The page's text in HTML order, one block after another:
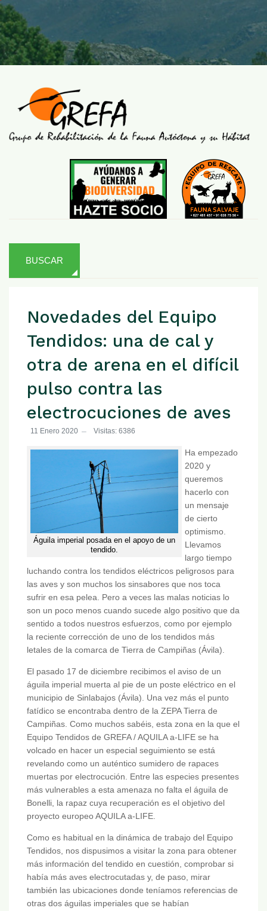
BUSCAR
Novedades del Equipo
Tendidos: una de cal y
otra de arena en el difícil
pulso contra las
electrocuciones de aves
11 Enero 2020 Visitas: 6386
Águila imperial posada en el apoyo de un
tendido.
Ha empezado
2020 y
queremos
hacerlo con
un mensaje
de cierto
optimismo.
Llevamos
largo tiempo
luchando contra los tendidos eléctricos peligrosos para
las aves y son muchos los sinsabores que nos toca
sufrir en esa pelea. Pero a veces las malas noticias lo
son un poco menos cuando sucede algo positivo que da
sentido a todos nuestros esfuerzos, como por ejemplo
la reciente corrección de uno de los tendidos más
letales de la comarca de Tierra de Campiñas (Ávila).
El pasado 17 de diciembre recibimos el aviso de un
águila imperial muerta al pie de un poste eléctrico en el
municipio de Sinlabajos (Ávila). Una vez más el punto
fatídico se encontraba dentro de la ZEPA Tierra de
Campiñas. Como muchos sabéis, esta zona en la que el
Equipo Tendidos de GREFA / AQUILA a-LIFE se ha
volcado en hacer un especial seguimiento se está
revelando como un auténtico sumidero de rapaces
muertas por electrocución. Entre las especies presentes
más vulnerables a esta amenaza no falta el águila de
Bonelli, la rapaz cuya recuperación es el objetivo del
proyecto europeo AQUILA a-LIFE.
Como es habitual en la dinámica de trabajo del Equipo
Tendidos, nos dispusimos a visitar la zona para obtener
más información del tendido en cuestión, comprobar si
había más aves electrocutadas y, de paso, mirar
también las ubicaciones donde teníamos referencias de
otras dos águilas imperiales que se habían